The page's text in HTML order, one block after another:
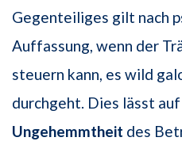
Gegenteiliges gilt nach
Auffassung, wenn der
steuern kann, es wild
durchgeht. Dies lässt
Ungehemmtheit des